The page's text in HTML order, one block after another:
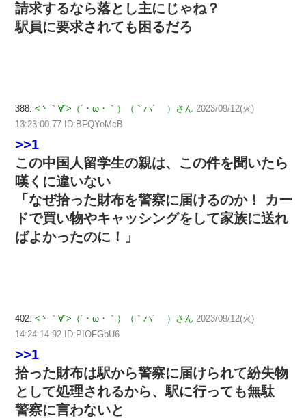
請求するなら落とし主にじゃね？
駅員に要求されても困るだろ
388: <丶｀∀´>（´・ω・｀）（｀ハ´ ）さん 2023/09/12(火)
13:23:00.77 ID:BFQYeMcB
>>1
この中国人留学生の親は、この件を聞いたら
嘆くに違いない
「なぜ拾った財布を警察に届けるのか！ カー
ドで買い物やキャッシングをして家族に送れ
ばよかったのに！」
402: <丶｀∀´>（´・ω・｀）（｀ハ´ ）さん 2023/09/12(火)
14:24:14.92 ID:PIOFGbU6
>>1
拾った財布は駅から警察に届けられて紛失物
として処理されるから、駅に行っても無駄
警察に言わないと